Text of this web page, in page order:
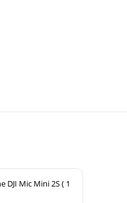
DJI Mic Mini 2S ( 1